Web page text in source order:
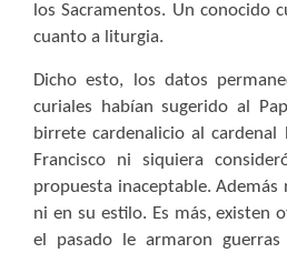
los Sacramentos. Un conocido
cuanto a liturgia.
Dicho esto, los datos
curiales habían sugerido al
birrete cardenalicio al cardenal
Francisco ni siquiera
propuesta inaceptable. Además
ni en su estilo. Es más, existen
el pasado le armaron